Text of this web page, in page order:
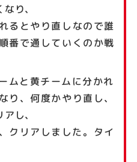
り、
るとやり直しなので誰
番で通していくのか戦
ムと黄チームに分かれ
り、何度かやり直し、
し、
クリアしました。タイ